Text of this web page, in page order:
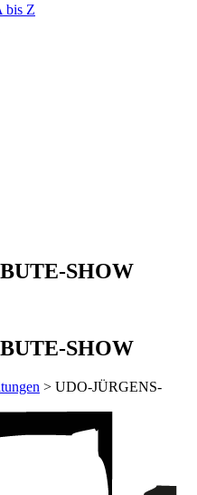
bis Z
SHOW
SHOW
> UDO-JÜRGENS-